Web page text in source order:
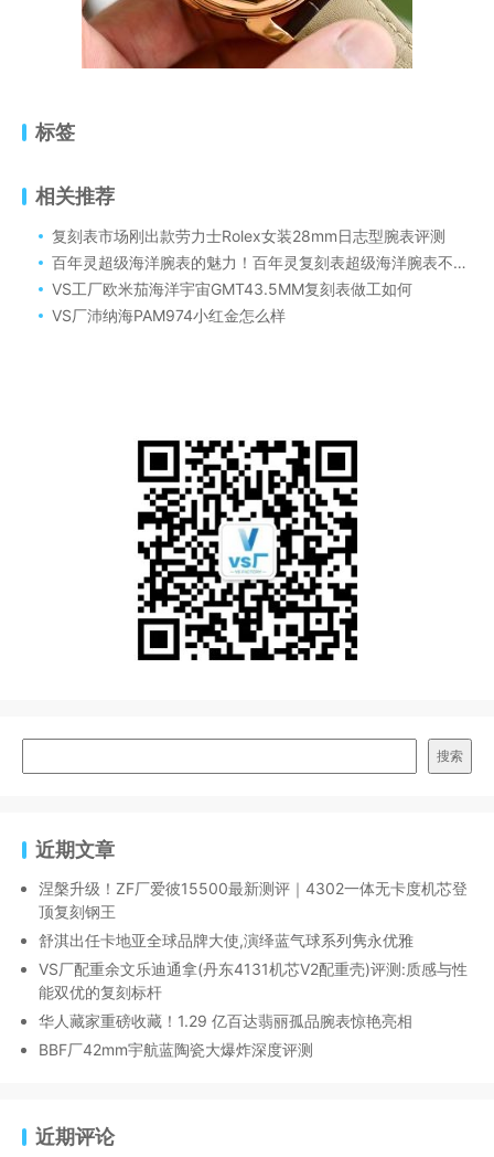
标签
相关推荐
复刻表市场刚出款劳力士Rolex女装28mm日志型腕表评测
百年灵超级海洋腕表的魅力！百年灵复刻表超级海洋腕表不仅融合了当下的潮流风尚，还保持了专业可靠的品质
VS工厂欧米茄海洋宇宙GMT43.5MM复刻表做工如何
VS厂沛纳海PAM974小红金怎么样
搜索
近期文章
涅槃升级！ZF厂爱彼15500最新测评｜4302一体无卡度机芯登
顶复刻钢王
舒淇出任卡地亚全球品牌大使,演绎蓝气球系列隽永优雅
VS厂配重余文乐迪通拿(丹东4131机芯V2配重壳)评测:质感与性
能双优的复刻标杆
华人藏家重磅收藏！1.29 亿百达翡丽孤品腕表惊艳亮相
BBF厂42mm宇航蓝陶瓷大爆炸深度评测
近期评论